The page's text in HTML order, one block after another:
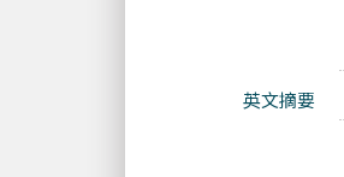
英文摘要